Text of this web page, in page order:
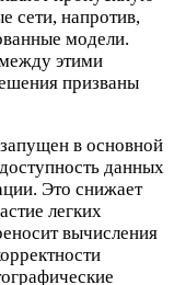
сети, напротив,
модели.
этими
призваны
в основной
данных
Это снижает
легких
вычисления